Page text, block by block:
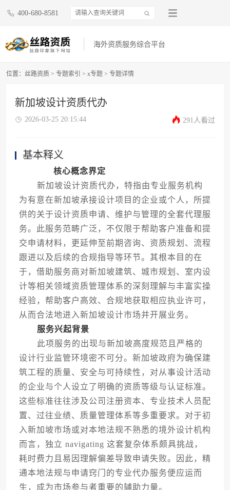
400-680-8581
海外资质服务综合平台
位置： 丝路资质 > 专题索引 > x专题 > 专题详情
新加坡设计资质代办
2026-03-25 20:15:44 291人看过
基本释义
核心概念界定
新加坡设计资质代办，特指由专业服务机构
为有意在新加坡承接设计项目的企业或个人，所提
供的关于设计资质申请、维护与管理的全套代理服
务。此服务范畴广泛，不仅限于帮助客户准备和提
交申请材料，更延伸至前期咨询、资质规划、流程
跟进以及后续的合规指导等环节。其根本目的在
于，借助服务商对新加坡建筑、城市规划、室内设
计等相关领域资质管理体系的深刻理解与丰富实操
经验，帮助客户高效、合规地获取相应执业许可，
从而合法地进入新加坡设计市场并开展业务。
服务兴起背景
此项服务的出现与新加坡高度规范且严格的
设计行业监管环境密不可分。新加坡政府为确保建
筑工程的质量、安全与可持续性，对从事设计活动
的企业与个人设立了明确的资质等级与认证标准。
这些标准往往涉及公司注册资本、专业技术人员配
置、过往业绩、质量管理体系等多重要求。对于初
入新加坡市场或对本地法规不熟悉的境外设计机构
而言，独立 navigating 这套复杂体系颇具挑战，
耗时费力且易因理解偏差导致申请失败。因此，精
通本地法规与申请窍门的专业代办服务便应运而
生，成为市场参与者重要的辅助力量。